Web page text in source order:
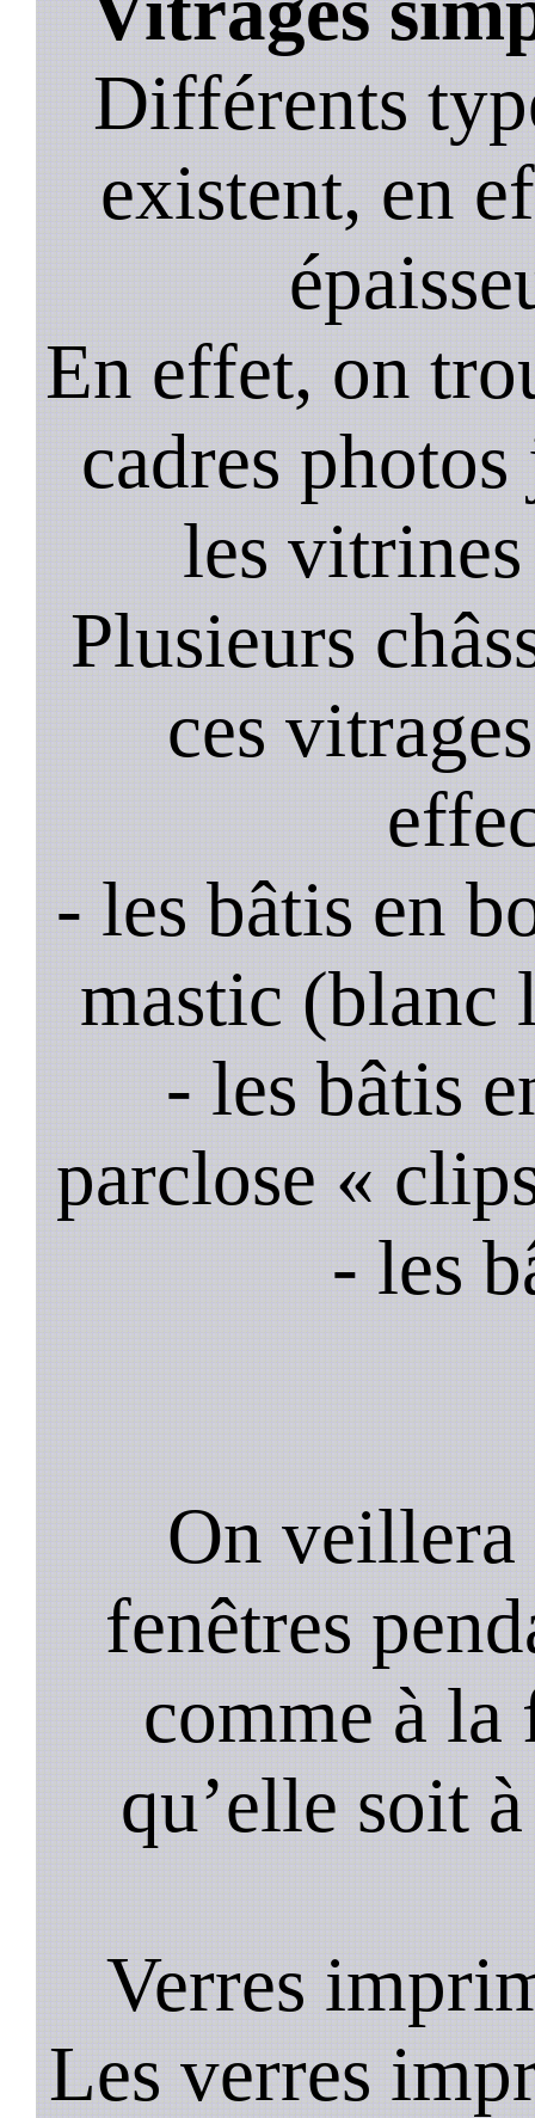
Différents
existent, en
En effet, on
cadres
les
Plusieurs
ces
- les bâtis en
mastic (blanc
- les bâtis
parclose «
- les
On veillera
fenêtres
comme à
qu’elle soit
Verres
Les verres